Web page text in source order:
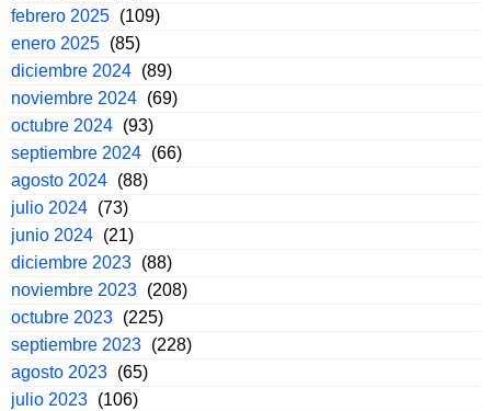
febrero 2025 (109)
enero 2025 (85)
diciembre 2024 (89)
noviembre 2024 (69)
octubre 2024 (93)
septiembre 2024 (66)
agosto 2024 (88)
julio 2024 (73)
junio 2024 (21)
diciembre 2023 (88)
noviembre 2023 (208)
octubre 2023 (225)
septiembre 2023 (228)
agosto 2023 (65)
julio 2023 (106)